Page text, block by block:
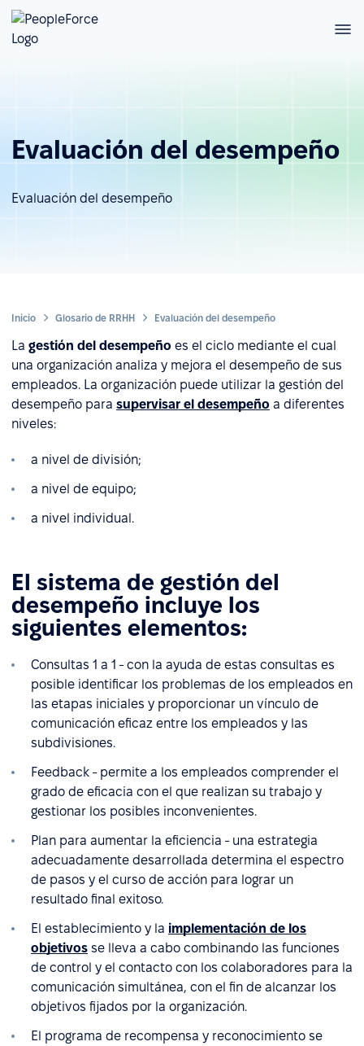
Evaluación del desempeño
Evaluación del desempeño
Inicio Glosario de RRHH Evaluación del desempeño
La gestión del desempeño es el ciclo mediante el cual
una organización analiza y mejora el desempeño de sus
empleados. La organización puede utilizar la gestión del
desempeño para supervisar el desempeño a diferentes
niveles:
a nivel de división;
a nivel de equipo;
a nivel individual.
El sistema de gestión del
desempeño incluye los
siguientes elementos:
Consultas 1 a 1 - con la ayuda de estas consultas es
posible identificar los problemas de los empleados en
las etapas iniciales y proporcionar un vínculo de
comunicación eficaz entre los empleados y las
subdivisiones.
Feedback - permite a los empleados comprender el
grado de eficacia con el que realizan su trabajo y
gestionar los posibles inconvenientes.
Plan para aumentar la eficiencia - una estrategia
adecuadamente desarrollada determina el espectro
de pasos y el curso de acción para lograr un
resultado final exitoso.
El establecimiento y la implementación de los
objetivos se lleva a cabo combinando las funciones
de control y el contacto con los colaboradores para la
comunicación simultánea, con el fin de alcanzar los
objetivos fijados por la organización.
El programa de recompensa y reconocimiento se